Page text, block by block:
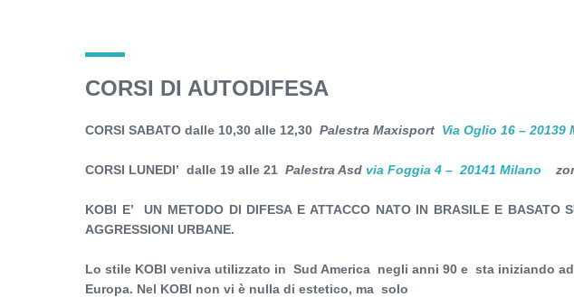
CORSI DI AUTODIFESA
CORSI SABATO dalle 10,30 alle 12,30 Palestra Maxisport Via Oglio 16 – 20139
CORSI LUNEDI’ dalle 19 alle 21 Palestra Asd via Foggia 4 – 20141 Milano
KOBI E’ UN METODO DI DIFESA E ATTACCO NATO IN BRASILE E BASATO
AGGRESSIONI URBANE.
Lo stile KOBI veniva utilizzato in Sud America negli anni 90 e sta iniziando
Europa. Nel KOBI non vi è nulla di estetico, ma solo